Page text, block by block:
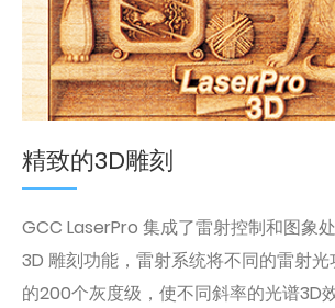
精致的3D雕刻
GCC LaserPro 集成了雷射控制和图象
3D 雕刻功能，雷射系统将不同的雷射
的200个灰度级，使不同斜率的光谱3D效